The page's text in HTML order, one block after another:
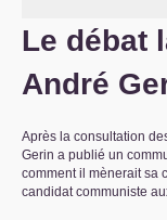
Vie du site
Le débat
André
Après la consultation
Gerin a publié un
comment il mènerait sa
candidat communiste